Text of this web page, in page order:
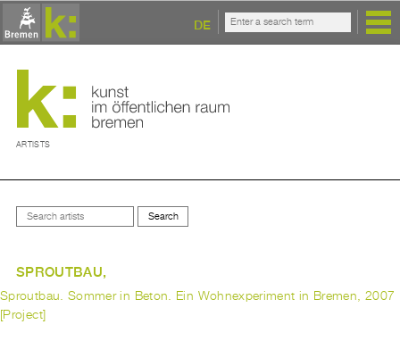
DE
ARTISTS
SPROUTBAU,
Sproutbau. Sommer in Beton. Ein Wohnexperiment in Bremen, 2007
[Project]